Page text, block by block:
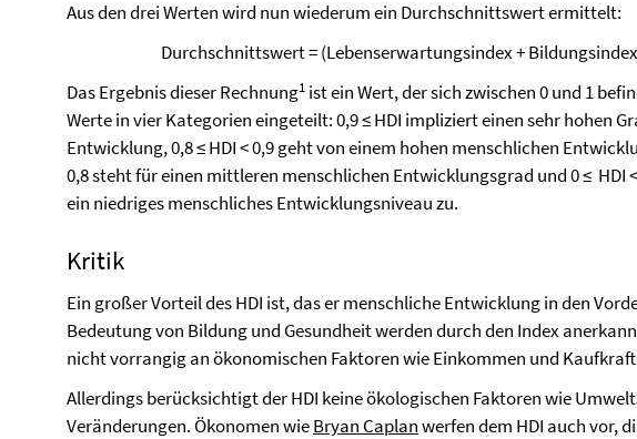
Aus den drei Werten wird nun wiederum ein Durchschnittswert ermittelt:
Durchschnittswert = (Lebenserwartungsindex +
Das Ergebnis dieser Rechnung1 ist ein Wert, der sich zwischen 0 und 1
Werte in vier Kategorien eingeteilt: 0,9 ≤ HDI impliziert einen sehr hohen
Entwicklung, 0,8 ≤ HDI < 0,9 geht von einem hohen menschlichen
0,8 steht für einen mittleren menschlichen Entwicklungsgrad und 0 ≤ HDI
ein niedriges menschliches Entwicklungsniveau zu.
Kritik
Ein großer Vorteil des HDI ist, das er menschliche Entwicklung in den
Bedeutung von Bildung und Gesundheit werden durch den Index
nicht vorrangig an ökonomischen Faktoren wie Einkommen und Kaufkraft
Allerdings berücksichtigt der HDI keine ökologischen Faktoren wie
Veränderungen. Ökonomen wieBryan Caplanwerfen dem HDI auch vor,